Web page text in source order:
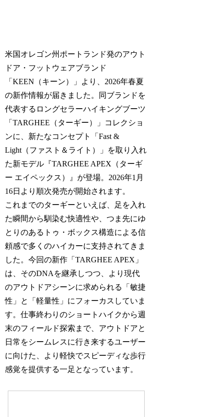
米国オレゴン州ポートランド発のアウト
ドア・フットウェアブランド
「KEEN（キーン）」より、2026年春夏
の新作情報が届きました。同ブランドを
代表するロングセラーハイキングブーツ
「TARGHEE（ターギー）」コレクショ
ンに、新たなコンセプト「Fast &
Light（ファスト＆ライト）」を取り入れ
た新モデル『TARGHEE APEX（ターギ
ー エイペックス）』が登場。2026年1月
16日より順次発売が開始されます。
これまでのターギーといえば、足を入れ
た瞬間から馴染む快適性や、つま先にゆ
とりのあるトゥ・ボックス構造による信
頼感で多くのハイカーに支持されてきま
した。今回の新作「TARGHEE APEX」
は、そのDNAを継承しつつ、より現代
のアウトドアシーンに求められる「敏捷
性」と「軽量性」にフォーカスしていま
す。仕事終わりのショートハイクから週
末のフィールド探索まで、アウトドアと
日常をシームレスに行き来するユーザー
に向けた、より軽快でスピーディな歩行
感覚を提供する一足となっています。